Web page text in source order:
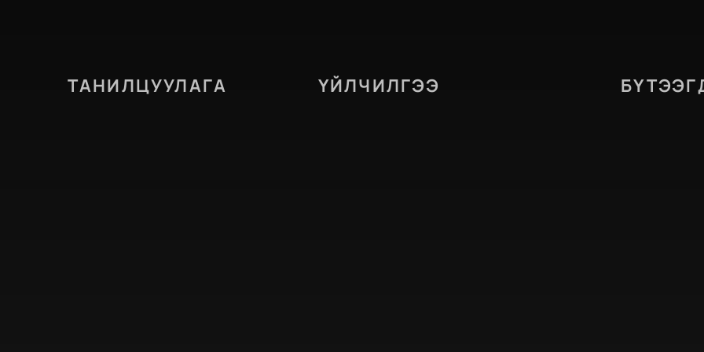
ТАНИЛЦУУЛАГА ҮЙЛЧИЛГЭЭ